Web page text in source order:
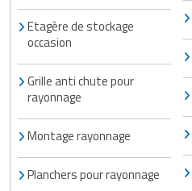
Etagère de stockage
occasion
Grille anti chute pour
rayonnage
Montage rayonnage
Planchers pour rayonnage